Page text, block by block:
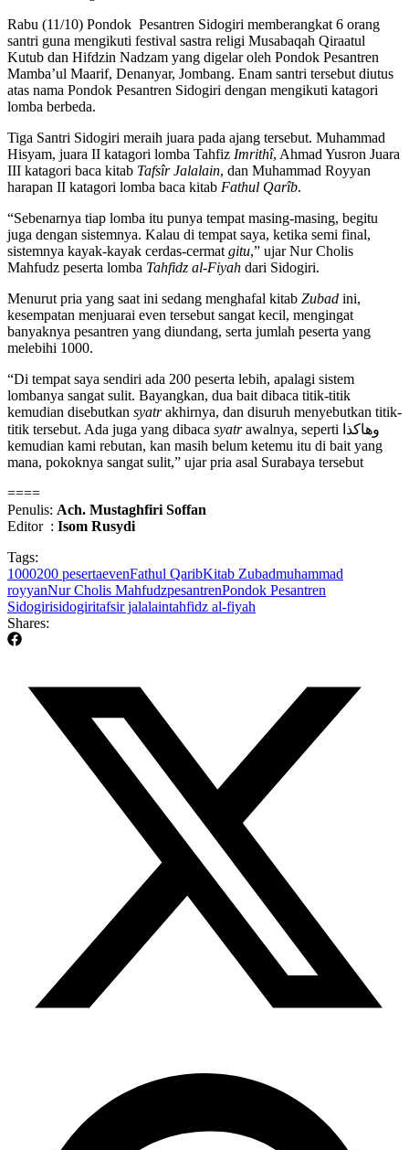
Rabu (11/10) Pondok Pesantren Sidogiri memberangkat 6 orang
santri guna mengikuti festival sastra religi Musabaqah Qiraatul
Kutub dan Hifdzin Nadzam yang digelar oleh Pondok Pesantren
Mamba’ul Maarif, Denanyar, Jombang. Enam santri tersebut diutus
atas nama Pondok Pesantren Sidogiri dengan mengikuti katagori
lomba berbeda.
Tiga Santri Sidogiri meraih juara pada ajang tersebut. Muhammad
Hisyam, juara II katagori lomba Tahfiz Imrithî, Ahmad Yusron Juara
III katagori baca kitab Tafsîr Jalalain, dan Muhammad Royyan
harapan II katagori lomba baca kitab Fathul Qarîb.
“Sebenarnya tiap lomba itu punya tempat masing-masing, begitu
juga dengan sistemnya. Kalau di tempat saya, ketika semi final,
sistemnya kayak-kayak cerdas-cermat gitu,” ujar Nur Cholis
Mahfudz peserta lomba Tahfidz al-Fiyah dari Sidogiri.
Menurut pria yang saat ini sedang menghafal kitab Zubad ini,
kesempatan menjuarai even tersebut sangat kecil, mengingat
banyaknya pesantren yang diundang, serta jumlah peserta yang
melebihi 1000.
“Di tempat saya sendiri ada 200 peserta lebih, apalagi sistem
lombanya sangat sulit. Bayangkan, dua bait dibaca titik-titik
kemudian disebutkan syatrakhirnya, dan disuruh menyebutkan titik-
titik tersebut. Ada juga yang dibaca syatrawalnya, seperti وهاكذا
kemudian kami rebutan, kan masih belum ketemu itu di bait yang
mana, pokoknya sangat sulit,” ujar pria asal Surabaya tersebut
====
Penulis: Ach. Mustaghfiri Soffan
Editor : Isom Rusydi
Tags:
1000200 pesertaevenFathul QaribKitab Zubadmuhammad
royyanNur Cholis MahfudzpesantrenPondok Pesantren
Sidogirisidogiritafsir jalalaintahfidz al-fiyah
Shares: